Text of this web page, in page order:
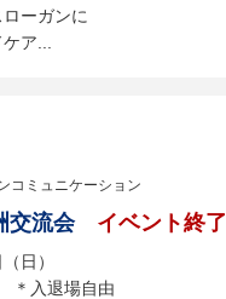
ーガンに
ア...
コミュニケーション
交流会 イベント終了
日）
＊入退場自由